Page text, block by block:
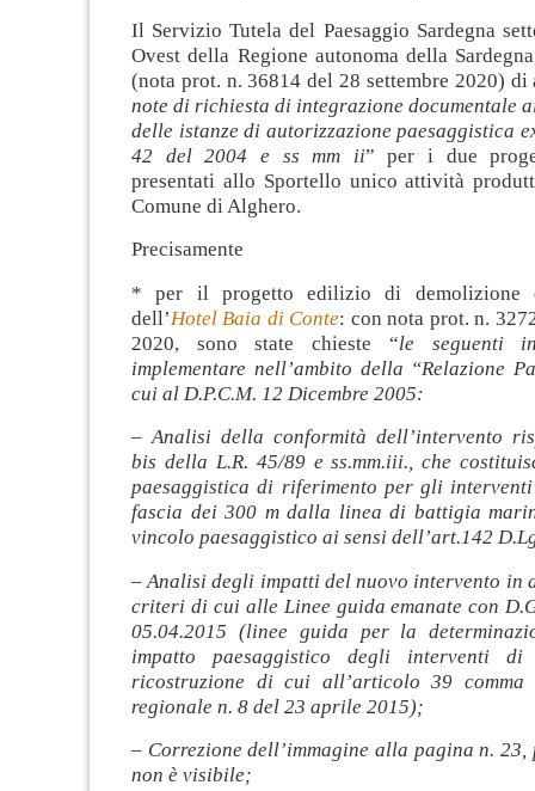
Il Servizio Tutela del Paesaggio Sardegna
Ovest della Regione autonoma della
(nota prot. n. 36814 del 28 settembre 2020) di
note di richiesta di integrazione documentale
delle istanze di autorizzazione paesaggistica
42 del 2004 e ss mm ii” per i due
presentati allo Sportello unico attività
Comune di Alghero.
Precisamente
* per il progetto edilizio di demolizione
dell’Hotel Baia di Conte: con nota prot. n.
2020, sono state chieste “le seguenti
implementare nell’ambito della “Relazione
cui al D.P.C.M. 12 Dicembre 2005:
– Analisi della conformità dell’intervento
bis della L.R. 45/89 e ss.mm.iii., che
paesaggistica di riferimento per gli
fascia dei 300 m dalla linea di battigia
vincolo paesaggistico ai sensi dell’art.142
– Analisi degli impatti del nuovo intervento in
criteri di cui alle Linee guida emanate con
05.04.2015 (linee guida per la
impatto paesaggistico degli interventi di
ricostruzione di cui all’articolo 39 comma
regionale n. 8 del 23 aprile 2015);
– Correzione dell’immagine alla pagina n. 23,
non è visibile;